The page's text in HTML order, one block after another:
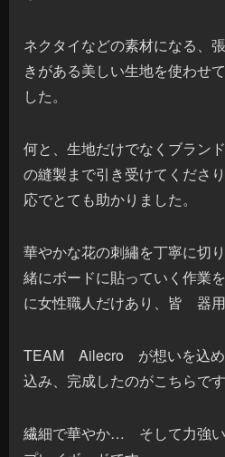
ネクタイなどの素材になる、
きがある美しい生地を使わせ
した。
何と、生地だけでなくブラン
の縫製まで引き受けてくださ
応でとても助かりました。
華やかな花の刺繡を丁寧に切
緒にボードに貼っていく作業
に女性職人だけあり、皆 器用
TEAM Ailecro が想いを込め
込み、完成したのがこちらです
繊細で華やか… そして力強い